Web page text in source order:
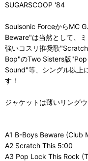
SUGARSCOOP '84
Soulsonic ForceからMC
Beware"は当然として、
強いコスリ推奨歌
Bop"のTwo Sisters版
Sound"等、シングル以上
す！
ジャケットは薄いリング
A1 B-Boys Beware (Club
A2 Scratch This 5:00
A3 Pop Lock This Rock